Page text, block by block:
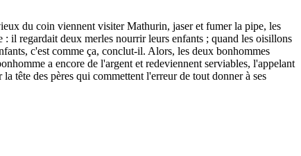
du coin viennent visiter Mathurin, jaser et fumer la pipe, les
il regardait deux merles nourrir leurs enfants ; quand les oisillons
c'est comme ça, conclut-il. Alors, les deux bonhommes
a encore de l'argent et redeviennent serviables, l'appelant
tête des pères qui commettent l'erreur de tout donner à ses